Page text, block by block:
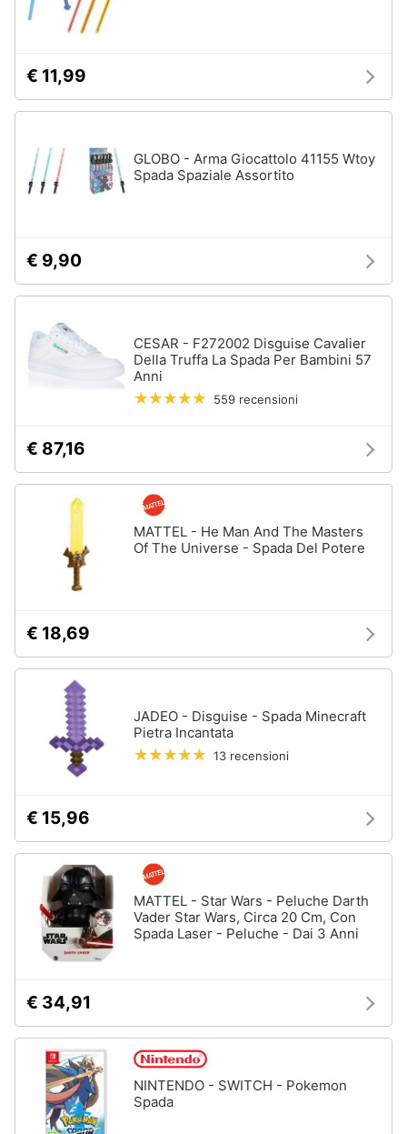
€ 11,99
GLOBO - Arma Giocattolo 41155 Wtoy
Spada Spaziale Assortito
€ 9,90
CESAR - F272002 Disguise Cavalier
Della Truffa La Spada Per Bambini 57
Anni
559 recensioni
€ 87,16
MATTEL - He Man And The Masters
Of The Universe - Spada Del Potere
€ 18,69
JADEO - Disguise - Spada Minecraft
Pietra Incantata
13 recensioni
€ 15,96
MATTEL - Star Wars - Peluche Darth
Vader Star Wars, Circa 20 Cm, Con
Spada Laser - Peluche - Dai 3 Anni
€ 34,91
NINTENDO - SWITCH - Pokemon
Spada